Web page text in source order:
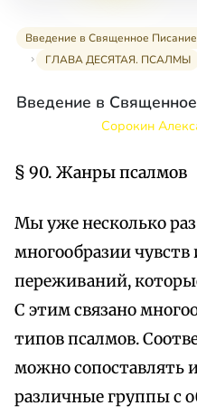
Введение в Священное Писание
ГЛАВА ДЕСЯТАЯ. ПСАЛМЫ
Введение в
Сорокин
§ 90. Жанры псалмов
Мы уже несколько
многообразии
переживаний,
С этим связано
типов псалмов.
можно сопоставлять
различные группы с